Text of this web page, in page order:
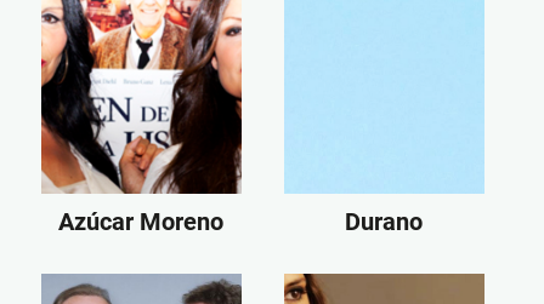
Azúcar Moreno Durano